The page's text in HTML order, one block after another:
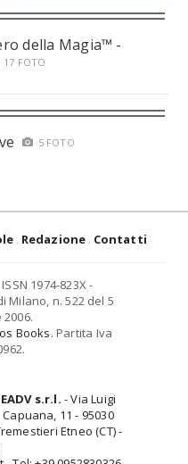
della Magia™ -
17 FOTO
5 FOTO
Redazione Contatti
1974-823X -
Milano, n. 522 del 5
Books. Partita Iva
EADV s.r.l. - Via Luigi
Capuana, 11 - 95030
Etneo (CT) -